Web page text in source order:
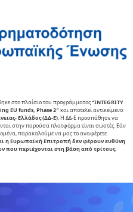
στο πλαίσιο του προγράμματος“INTEGRITY
EU funds, Phase 2″και αποτελεί αντικείµενο
Ελλάδος (ΔΔ-Ε). Η ΔΔ-Ε προσπάθησε να
στην παρούσα πλατφόρμα είναι σωστές. Εάν
παρακαλούμε να μας το αναφέρετε
η Ευρωπαϊκή Επιτροπή δεν φέρουν ευθύνη
που περιέχονται στη βάση από τρίτους.